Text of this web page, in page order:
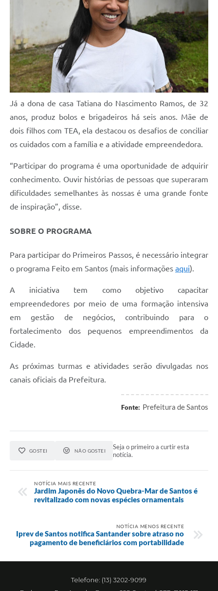
Já a dona de casa Tatiana do Nascimento Ramos, de 32
anos, produz bolos e brigadeiros há seis anos. Mãe de
dois filhos com TEA, ela destacou os desafios de conciliar
os cuidados com a família e a atividade empreendedora.
“Participar do programa é uma oportunidade de adquirir
conhecimento. Ouvir histórias de pessoas que superaram
dificuldades semelhantes às nossas é uma grande fonte
de inspiração”, disse.
SOBRE O PROGRAMA
Para participar do Primeiros Passos, é necessário integrar
o programa Feito em Santos (mais informações aqui).
A iniciativa tem como objetivo capacitar
empreendedores por meio de uma formação intensiva
em gestão de negócios, contribuindo para o
fortalecimento dos pequenos empreendimentos da
Cidade.
As próximas turmas e atividades serão divulgadas nos
canais oficiais da Prefeitura.
Fonte: Prefeitura de Santos
GOSTEI NÃO GOSTEI
Seja o primeiro a curtir esta
notícia.
NOTÍCIA MAIS RECENTE
Jardim Japonês do Novo Quebra-Mar de Santos é
revitalizado com novas espécies ornamentais
NOTÍCIA MENOS RECENTE
Iprev de Santos notifica Santander sobre atraso no
pagamento de beneficiários com portabilidade
Telefone: (13) 3202-9099